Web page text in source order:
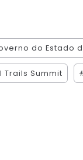
do Estado
Summit